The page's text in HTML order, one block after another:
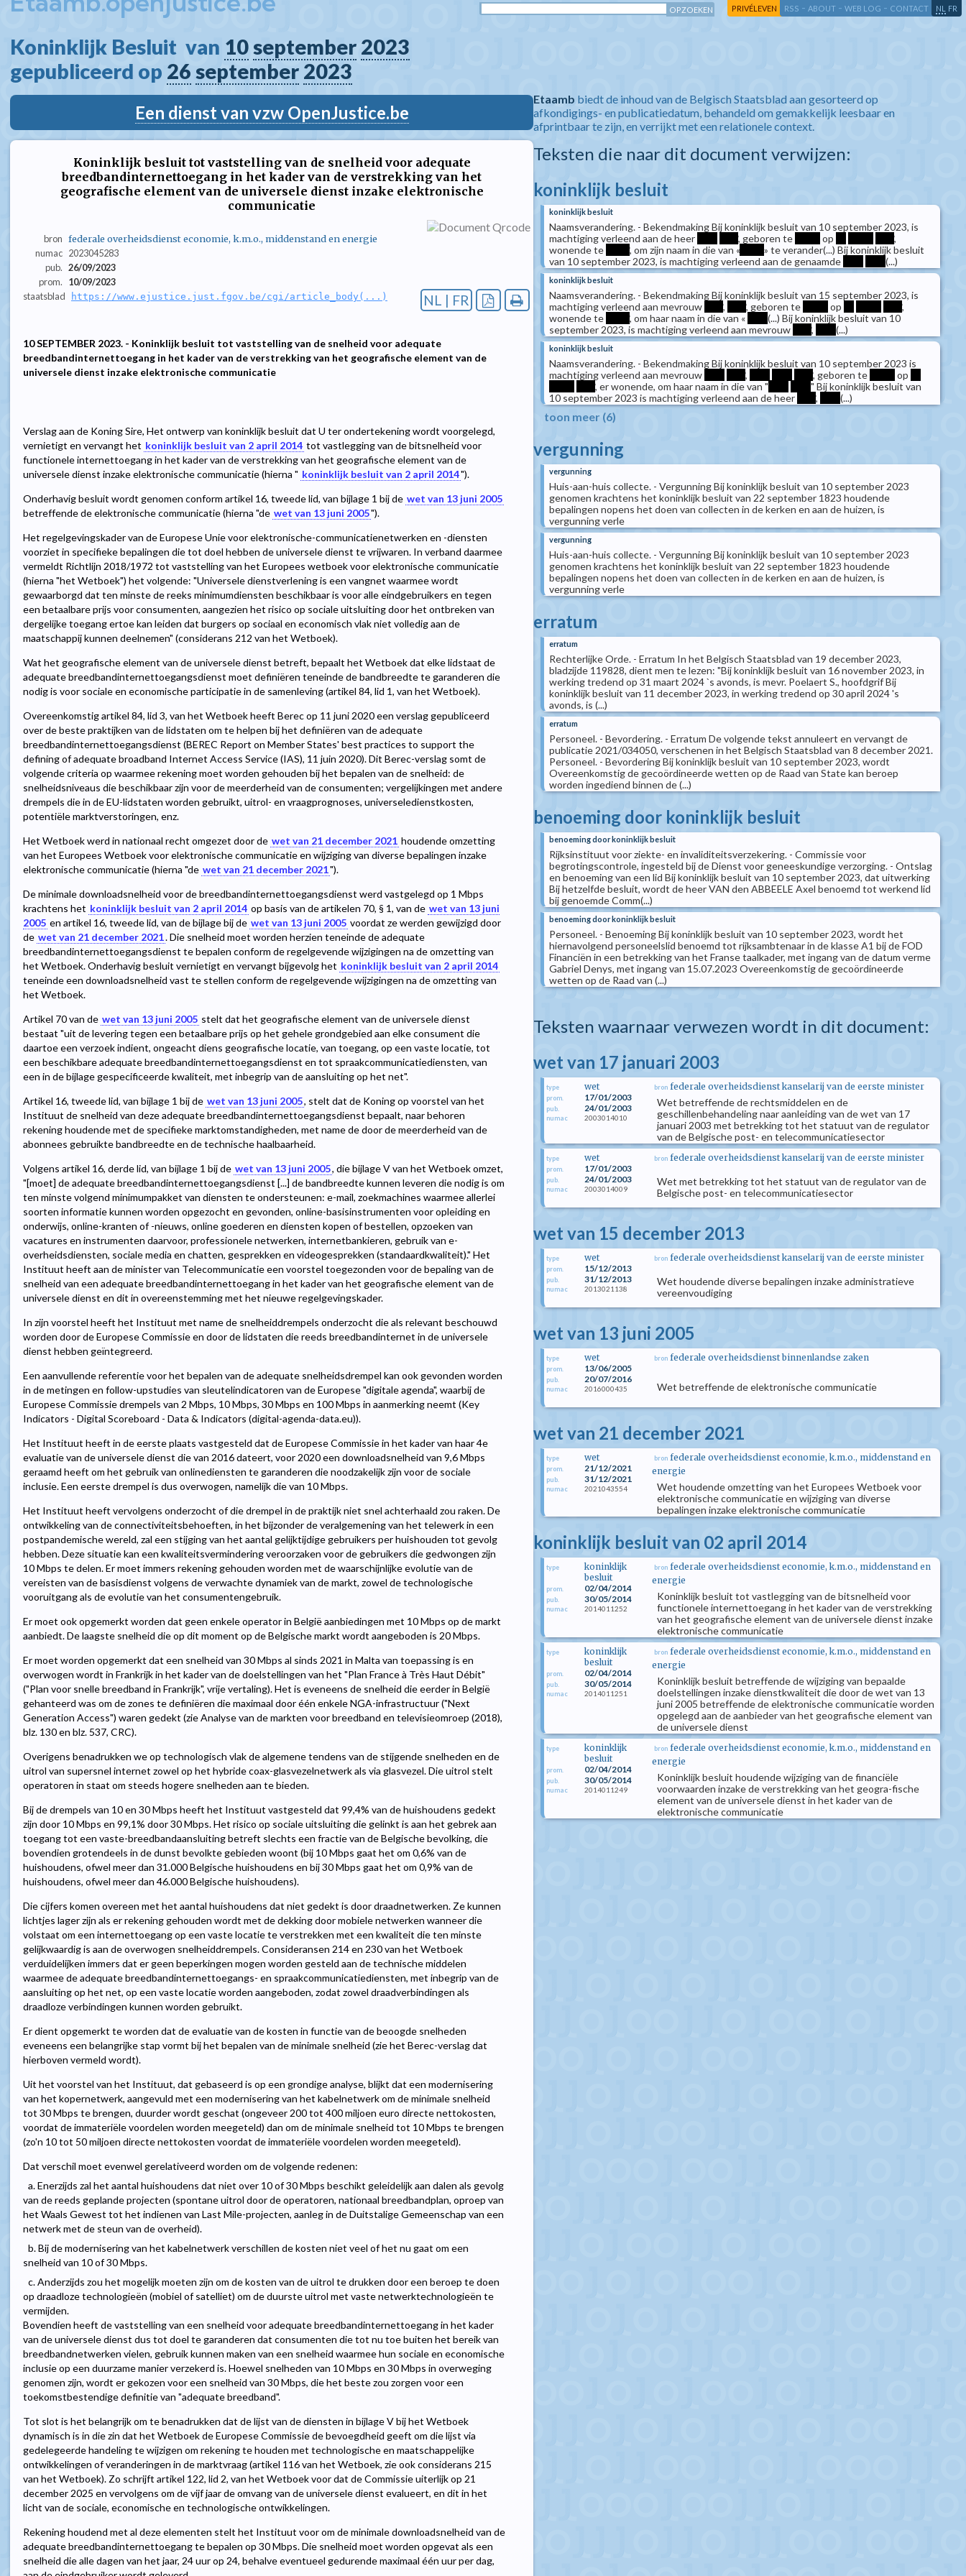
PRIVÉLEVEN RSS - ABOUT - WEB LOG - CONTACT NL FR
Koninklijk Besluit  van 10september 2023
gepubliceerd op 26 september 2023
Een dienst van vzw OpenJustice.be
Koninklijk besluit tot vaststelling van de snelheid voor adequate
breedbandinternettoegang in het kader van de verstrekking van het
geografische element van de universele dienst inzake elektronische
communicatie
bron federale overheidsdienst economie, k.m.o., middenstand en energie
numac 2023045283
pub. 26/09/2023
prom.
10/09/2023
staatsblad
https://www.ejustice.just.fgov.be/cgi/article_body(...) NL | FR
10 SEPTEMBER 2023. - Koninklijk besluit tot vaststelling van de snelheid voor adequate
breedbandinternettoegang in het kader van de verstrekking van het geografische element van de
universele dienst inzake elektronische communicatie
Verslag aan de Koning Sire, Het ontwerp van koninklijk besluit dat U ter ondertekening wordt voorgelegd,
vernietigt en vervangt het koninklijk besluit van 2 april 2014 tot vastlegging van de bitsnelheid voor
functionele internettoegang in het kader van de verstrekking van het geografische element van de
universele dienst inzake elektronische communicatie (hierna " koninklijk besluit van 2 april 2014").
Onderhavig besluit wordt genomen conform artikel 16, tweede lid, van bijlage 1 bij de wet van 13 juni 2005
betreffende de elektronische communicatie (hierna "de wet van 13 juni 2005").
Het regelgevingskader van de Europese Unie voor elektronische-communicatienetwerken en -diensten
voorziet in specifieke bepalingen die tot doel hebben de universele dienst te vrijwaren. In verband daarmee
vermeldt Richtlijn 2018/1972 tot vaststelling van het Europees wetboek voor elektronische communicatie
(hierna "het Wetboek") het volgende: "Universele dienstverlening is een vangnet waarmee wordt
gewaarborgd dat ten minste de reeks minimumdiensten beschikbaar is voor alle eindgebruikers en tegen
een betaalbare prijs voor consumenten, aangezien het risico op sociale uitsluiting door het ontbreken van
dergelijke toegang ertoe kan leiden dat burgers op sociaal en economisch vlak niet volledig aan de
maatschappij kunnen deelnemen" (considerans 212 van het Wetboek).
Wat het geografische element van de universele dienst betreft, bepaalt het Wetboek dat elke lidstaat de
adequate breedbandinternettoegangsdienst moet definiëren teneinde de bandbreedte te garanderen die
nodig is voor sociale en economische participatie in de samenleving (artikel 84, lid 1, van het Wetboek).
Overeenkomstig artikel 84, lid 3, van het Wetboek heeft Berec op 11 juni 2020 een verslag gepubliceerd
over de beste praktijken van de lidstaten om te helpen bij het definiëren van de adequate
breedbandinternettoegangsdienst (BEREC Report on Member States' best practices to support the
defining of adequate broadband Internet Access Service (IAS), 11 juin 2020). Dit Berec-verslag somt de
volgende criteria op waarmee rekening moet worden gehouden bij het bepalen van de snelheid: de
snelheidsniveaus die beschikbaar zijn voor de meerderheid van de consumenten; vergelijkingen met andere
drempels die in de EU-lidstaten worden gebruikt, uitrol- en vraagprognoses, universeledienstkosten,
potentiële marktverstoringen, enz.
Het Wetboek werd in nationaal recht omgezet door de wet van 21 december 2021 houdende omzetting
van het Europees Wetboek voor elektronische communicatie en wijziging van diverse bepalingen inzake
elektronische communicatie (hierna "de wet van 21 december 2021").
De minimale downloadsnelheid voor de breedbandinternettoegangsdienst werd vastgelegd op 1 Mbps
krachtens het koninklijk besluit van 2 april 2014 op basis van de artikelen 70, § 1, van de wet van 13 juni
2005 en artikel 16, tweede lid, van de bijlage bij de wet van 13 juni 2005 voordat ze werden gewijzigd door
de wet van 21 december 2021. Die snelheid moet worden herzien teneinde de adequate
breedbandinternettoegangsdienst te bepalen conform de regelgevende wijzigingen na de omzetting van
het Wetboek. Onderhavig besluit vernietigt en vervangt bijgevolg het koninklijk besluit van 2 april 2014
teneinde een downloadsnelheid vast te stellen conform de regelgevende wijzigingen na de omzetting van
het Wetboek.
Artikel 70 van de wet van 13 juni 2005 stelt dat het geografische element van de universele dienst
bestaat "uit de levering tegen een betaalbare prijs op het gehele grondgebied aan elke consument die
daartoe een verzoek indient, ongeacht diens geografische locatie, van toegang, op een vaste locatie, tot
een beschikbare adequate breedbandinternettoegangsdienst en tot spraakcommunicatiediensten, van
een in de bijlage gespecificeerde kwaliteit, met inbegrip van de aansluiting op het net".
Artikel 16, tweede lid, van bijlage 1 bij de wet van 13 juni 2005, stelt dat de Koning op voorstel van het
Instituut de snelheid van deze adequate breedbandinternettoegangsdienst bepaalt, naar behoren
rekening houdende met de specifieke marktomstandigheden, met name de door de meerderheid van de
abonnees gebruikte bandbreedte en de technische haalbaarheid.
Volgens artikel 16, derde lid, van bijlage 1 bij de wet van 13 juni 2005, die bijlage V van het Wetboek omzet,
"[moet] de adequate breedbandinternettoegangsdienst [...] de bandbreedte kunnen leveren die nodig is om
ten minste volgend minimumpakket van diensten te ondersteunen: e-mail, zoekmachines waarmee allerlei
soorten informatie kunnen worden opgezocht en gevonden, online-basisinstrumenten voor opleiding en
onderwijs, online-kranten of -nieuws, online goederen en diensten kopen of bestellen, opzoeken van
vacatures en instrumenten daarvoor, professionele netwerken, internetbankieren, gebruik van e-
overheidsdiensten, sociale media en chatten, gesprekken en videogesprekken (standaardkwaliteit)." Het
Instituut heeft aan de minister van Telecommunicatie een voorstel toegezonden voor de bepaling van de
snelheid van een adequate breedbandinternettoegang in het kader van het geografische element van de
universele dienst en dit in overeenstemming met het nieuwe regelgevingskader.
In zijn voorstel heeft het Instituut met name de snelheiddrempels onderzocht die als relevant beschouwd
worden door de Europese Commissie en door de lidstaten die reeds breedbandinternet in de universele
dienst hebben geïntegreerd.
Een aanvullende referentie voor het bepalen van de adequate snelheidsdrempel kan ook gevonden worden
in de metingen en follow-upstudies van sleutelindicatoren van de Europese "digitale agenda", waarbij de
Europese Commissie drempels van 2 Mbps, 10 Mbps, 30 Mbps en 100 Mbps in aanmerking neemt (Key
Indicators - Digital Scoreboard - Data & Indicators (digital-agenda-data.eu)).
Het Instituut heeft in de eerste plaats vastgesteld dat de Europese Commissie in het kader van haar 4e
evaluatie van de universele dienst die van 2016 dateert, voor 2020 een downloadsnelheid van 9,6 Mbps
geraamd heeft om het gebruik van onlinediensten te garanderen die noodzakelijk zijn voor de sociale
inclusie. Een eerste drempel is dus overwogen, namelijk die van 10 Mbps.
Het Instituut heeft vervolgens onderzocht of die drempel in de praktijk niet snel achterhaald zou raken. De
ontwikkeling van de connectiviteitsbehoeften, in het bijzonder de veralgemening van het telewerk in een
postpandemische wereld, zal een stijging van het aantal gelijktijdige gebruikers per huishouden tot gevolg
hebben. Deze situatie kan een kwaliteitsvermindering veroorzaken voor de gebruikers die gedwongen zijn
10 Mbps te delen. Er moet immers rekening gehouden worden met de waarschijnlijke evolutie van de
vereisten van de basisdienst volgens de verwachte dynamiek van de markt, zowel de technologische
vooruitgang als de evolutie van het consumentengebruik.
Er moet ook opgemerkt worden dat geen enkele operator in België aanbiedingen met 10 Mbps op de markt
aanbiedt. De laagste snelheid die op dit moment op de Belgische markt wordt aangeboden is 20 Mbps.
Er moet worden opgemerkt dat een snelheid van 30 Mbps al sinds 2021 in Malta van toepassing is en
overwogen wordt in Frankrijk in het kader van de doelstellingen van het "Plan France à Très Haut Débit"
("Plan voor snelle breedband in Frankrijk", vrije vertaling). Het is eveneens de snelheid die eerder in België
gehanteerd was om de zones te definiëren die maximaal door één enkele NGA-infrastructuur ("Next
Generation Access") waren gedekt (zie Analyse van de markten voor breedband en televisieomroep (2018),
blz. 130 en blz. 537, CRC).
Overigens benadrukken we op technologisch vlak de algemene tendens van de stijgende snelheden en de
uitrol van supersnel internet zowel op het hybride coax-glasvezelnetwerk als via glasvezel. Die uitrol stelt
operatoren in staat om steeds hogere snelheden aan te bieden.
Bij de drempels van 10 en 30 Mbps heeft het Instituut vastgesteld dat 99,4% van de huishoudens gedekt
zijn door 10 Mbps en 99,1% door 30 Mbps. Het risico op sociale uitsluiting die gelinkt is aan het gebrek aan
toegang tot een vaste-breedbandaansluiting betreft slechts een fractie van de Belgische bevolking, die
bovendien grotendeels in de dunst bevolkte gebieden woont (bij 10 Mbps gaat het om 0,6% van de
huishoudens, ofwel meer dan 31.000 Belgische huishoudens en bij 30 Mbps gaat het om 0,9% van de
huishoudens, ofwel meer dan 46.000 Belgische huishoudens).
Die cijfers komen overeen met het aantal huishoudens dat niet gedekt is door draadnetwerken. Ze kunnen
lichtjes lager zijn als er rekening gehouden wordt met de dekking door mobiele netwerken wanneer die
volstaat om een internettoegang op een vaste locatie te verstrekken met een kwaliteit die ten minste
gelijkwaardig is aan de overwogen snelheiddrempels. Consideransen 214 en 230 van het Wetboek
verduidelijken immers dat er geen beperkingen mogen worden gesteld aan de technische middelen
waarmee de adequate breedbandinternettoegangs- en spraakcommunicatiediensten, met inbegrip van de
aansluiting op het net, op een vaste locatie worden aangeboden, zodat zowel draadverbindingen als
draadloze verbindingen kunnen worden gebruikt.
Er dient opgemerkt te worden dat de evaluatie van de kosten in functie van de beoogde snelheden
eveneens een belangrijke stap vormt bij het bepalen van de minimale snelheid (zie het Berec-verslag dat
hierboven vermeld wordt).
Uit het voorstel van het Instituut, dat gebaseerd is op een grondige analyse, blijkt dat een modernisering
van het kopernetwerk, aangevuld met een modernisering van het kabelnetwerk om de minimale snelheid
tot 30 Mbps te brengen, duurder wordt geschat (ongeveer 200 tot 400 miljoen euro directe nettokosten,
voordat de immateriële voordelen worden meegeteld) dan om de minimale snelheid tot 10 Mbps te brengen
(zo'n 10 tot 50 miljoen directe nettokosten voordat de immateriële voordelen worden meegeteld).
Dat verschil moet evenwel gerelativeerd worden om de volgende redenen:
a. Enerzijds zal het aantal huishoudens dat niet over 10 of 30 Mbps beschikt geleidelijk aan dalen als gevolg
van de reeds geplande projecten (spontane uitrol door de operatoren, nationaal breedbandplan, oproep van
het Waals Gewest tot het indienen van Last Mile-projecten, aanleg in de Duitstalige Gemeenschap van een
netwerk met de steun van de overheid).
b. Bij de modernisering van het kabelnetwerk verschillen de kosten niet veel of het nu gaat om een
snelheid van 10 of 30 Mbps.
c. Anderzijds zou het mogelijk moeten zijn om de kosten van de uitrol te drukken door een beroep te doen
op draadloze technologieën (mobiel of satelliet) om de duurste uitrol met vaste netwerktechnologieën te
vermijden.
Bovendien heeft de vaststelling van een snelheid voor adequate breedbandinternettoegang in het kader
van de universele dienst dus tot doel te garanderen dat consumenten die tot nu toe buiten het bereik van
breedbandnetwerken vielen, gebruik kunnen maken van een snelheid waarmee hun sociale en economische
inclusie op een duurzame manier verzekerd is. Hoewel snelheden van 10 Mbps en 30 Mbps in overweging
genomen zijn, wordt er gekozen voor een snelheid van 30 Mbps, die het beste zou zorgen voor een
toekomstbestendige definitie van "adequate breedband".
Tot slot is het belangrijk om te benadrukken dat de lijst van de diensten in bijlage V bij het Wetboek
dynamisch is in die zin dat het Wetboek de Europese Commissie de bevoegdheid geeft om die lijst via
gedelegeerde handeling te wijzigen om rekening te houden met technologische en maatschappelijke
ontwikkelingen of veranderingen in de marktvraag (artikel 116 van het Wetboek, zie ook considerans 215
van het Wetboek). Zo schrijft artikel 122, lid 2, van het Wetboek voor dat de Commissie uiterlijk op 21
december 2025 en vervolgens om de vijf jaar de omvang van de universele dienst evalueert, en dit in het
licht van de sociale, economische en technologische ontwikkelingen.
Rekening houdend met al deze elementen stelt het Instituut voor om de minimale downloadsnelheid van de
adequate breedbandinternettoegang te bepalen op 30 Mbps. Die snelheid moet worden opgevat als een
snelheid die alle dagen van het jaar, 24 uur op 24, behalve eventueel gedurende maximaal één uur per dag,
Etaamb biedt de inhoud van de Belgisch Staatsblad aan gesorteerd op
afkondigings- en publicatiedatum, behandeld om gemakkelijk leesbaar en
afprintbaar te zijn, en verrijkt met een relationele context.
Teksten die naar dit document verwijzen:
koninklijk besluit
koninklijk besluit
Naamsverandering. - Bekendmaking Bij koninklijk besluit van 10 september 2023, is
machtiging verleend aan de heer
, geboren te op
,
wonende te
, om zijn naam in die van «
» te verander(...) Bij koninklijk besluit
van 10 september 2023, is machtiging verleend aan de genaamde
(...)
koninklijk besluit
Naamsverandering. - Bekendmaking Bij koninklijk besluit van 15 september 2023, is
machtiging verleend aan mevrouw
, , geboren te op
,
wonende te
, om haar naam in die van «
(...) Bij koninklijk besluit van 10
september 2023, is machtiging verleend aan mevrouw
, (...)
koninklijk besluit
Naamsverandering. - Bekendmaking Bij koninklijk besluit van 10 september 2023 is
machtiging verleend aan mevrouw
, , geboren te op
, er wonende, om haar naam in die van "
" Bij koninklijk besluit van
10 september 2023 is machtiging verleend aan de heer
, (...)
toon meer (6)
vergunning
vergunning
Huis-aan-huis collecte. - Vergunning Bij koninklijk besluit van 10 september 2023
genomen krachtens het koninklijk besluit van 22 september 1823 houdende
bepalingen nopens het doen van collecten in de kerken en aan de huizen, is
vergunning verle
vergunning
Huis-aan-huis collecte. - Vergunning Bij koninklijk besluit van 10 september 2023
genomen krachtens het koninklijk besluit van 22 september 1823 houdende
bepalingen nopens het doen van collecten in de kerken en aan de huizen, is
vergunning verle
erratum
erratum
Rechterlijke Orde. - Erratum In het Belgisch Staatsblad van 19 december 2023,
bladzijde 119828, dient men te lezen: "Bij koninklijk besluit van 16 november 2023, in
werking tredend op 31 maart 2024 `s avonds, is mevr. Poelaert S., hoofdgrif Bij
koninklijk besluit van 11 december 2023, in werking tredend op 30 april 2024 's
avonds, is (...)
erratum
Personeel. - Bevordering. - Erratum De volgende tekst annuleert en vervangt de
publicatie 2021/034050, verschenen in het Belgisch Staatsblad van 8 december 2021.
Personeel. - Bevordering Bij koninklijk besluit van 10 september 2023, wordt
Overeenkomstig de gecoördineerde wetten op de Raad van State kan beroep
worden ingediend binnen de (...)
benoeming door koninklijk besluit
benoeming door koninklijk besluit
Rijksinstituut voor ziekte- en invaliditeitsverzekering. - Commissie voor
begrotingscontrole, ingesteld bij de Dienst voor geneeskundige verzorging. - Ontslag
en benoeming van een lid Bij koninklijk besluit van 10 september 2023, dat uitwerking
Bij hetzelfde besluit, wordt de heer VAN den ABBEELE Axel benoemd tot werkend lid
bij genoemde Comm(...)
benoeming door koninklijk besluit
Personeel. - Benoeming Bij koninklijk besluit van 10 september 2023, wordt het
hiernavolgend personeelslid benoemd tot rijksambtenaar in de klasse A1 bij de FOD
Financiën in een betrekking van het Franse taalkader, met ingang van de datum verme
Gabriel Denys, met ingang van 15.07.2023 Overeenkomstig de gecoördineerde
wetten op de Raad van (...)
Teksten waarnaar verwezen wordt in dit document:
wet van 17 januari 2003
type wet
prom. 17/01/2003
pub. 24/01/2003
numac 2003014010
bron federale overheidsdienst kanselarij van de eerste minister
Wet betreffende de rechtsmiddelen en de
geschillenbehandeling naar aanleiding van de wet van 17
januari 2003 met betrekking tot het statuut van de regulator
van de Belgische post- en telecommunicatiesector
type wet
prom. 17/01/2003
pub. 24/01/2003
numac 2003014009
bron federale overheidsdienst kanselarij van de eerste minister
Wet met betrekking tot het statuut van de regulator van de
Belgische post- en telecommunicatiesector
wet van 15 december 2013
type wet
prom. 15/12/2013
pub. 31/12/2013
numac 2013021138
bron federale overheidsdienst kanselarij van de eerste minister
Wet houdende diverse bepalingen inzake administratieve
vereenvoudiging
wet van 13 juni 2005
type wet
prom. 13/06/2005
pub. 20/07/2016
numac 2016000435
bron federale overheidsdienst binnenlandse zaken
Wet betreffende de elektronische communicatie
wet van 21 december 2021
type wet
prom. 21/12/2021
pub. 31/12/2021
numac 2021043554
bron federale overheidsdienst economie, k.m.o., middenstand en
energie
Wet houdende omzetting van het Europees Wetboek voor
elektronische communicatie en wijziging van diverse
bepalingen inzake elektronische communicatie
koninklijk besluit van 02 april 2014
type
koninklijk
besluit
prom. 02/04/2014
pub. 30/05/2014
numac 2014011252
bron federale overheidsdienst economie, k.m.o., middenstand en
energie
Koninklijk besluit tot vastlegging van de bitsnelheid voor
functionele internettoegang in het kader van de verstrekking
van het geografische element van de universele dienst inzake
elektronische communicatie
type
koninklijk
besluit
prom. 02/04/2014
pub. 30/05/2014
numac 2014011251
bron federale overheidsdienst economie, k.m.o., middenstand en
energie
Koninklijk besluit betreffende de wijziging van bepaalde
doelstellingen inzake dienstkwaliteit die door de wet van 13
juni 2005 betreffende de elektronische communicatie worden
opgelegd aan de aanbieder van het geografische element van
de universele dienst
type
koninklijk
besluit
prom. 02/04/2014
pub. 30/05/2014
numac 2014011249
bron federale overheidsdienst economie, k.m.o., middenstand en
energie
Koninklijk besluit houdende wijziging van de financiële
voorwaarden inzake de verstrekking van het geogra-fische
element van de universele dienst in het kader van de
elektronische communicatie